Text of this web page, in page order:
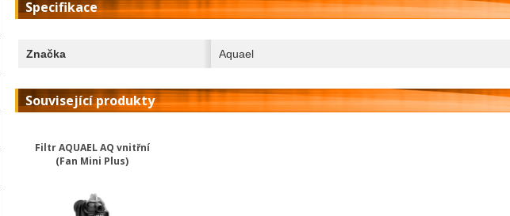
Specifikace
Značka Aquael
Související produkty
Filtr AQUAEL AQ vnitřní
(Fan Mini Plus)